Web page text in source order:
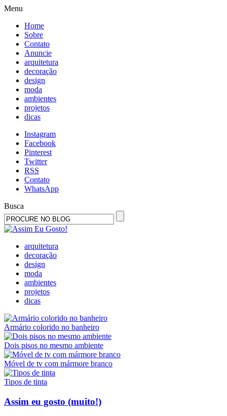
Menu
Home
Sobre
Contato
Anuncie
arquitetura
decoração
design
moda
ambientes
projetos
dicas
Instagram
Facebook
Pinterest
Twitter
RSS
Contato
WhatsApp
Busca
arquitetura
decoração
design
moda
ambientes
projetos
dicas
Armário colorido no banheiro
Dois pisos no mesmo ambiente
Móvel de tv com mármore branco
Tipos de tinta
Assim eu gosto (muito!)